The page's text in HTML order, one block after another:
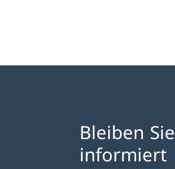
Bleiben Sie
informiert